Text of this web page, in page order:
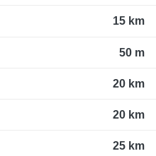
15 km
50 m
20 km
20 km
25 km